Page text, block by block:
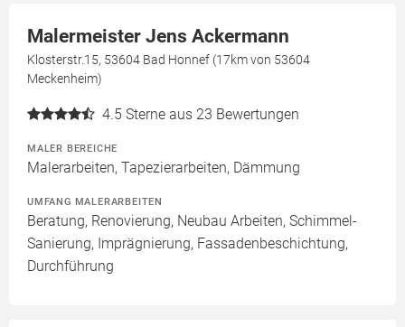
Malermeister Jens Ackermann
Klosterstr.15, 53604 Bad Honnef (17km von 53604
Meckenheim)
4.5 Sterne aus 23 Bewertungen
MALER BEREICHE
Malerarbeiten, Tapezierarbeiten, Dämmung
UMFANG MALERARBEITEN
Beratung, Renovierung, Neubau Arbeiten, Schimmel-
Sanierung, Imprägnierung, Fassadenbeschichtung,
Durchführung